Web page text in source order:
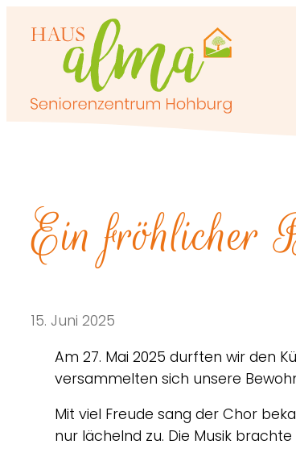
Inhalt
springen
Ein fröhlicher
15. Juni 2025
Am 27. Mai 2025 durften wir den
versammelten sich unsere
Mit viel Freude sang der Chor
nur lächelnd zu. Die Musik